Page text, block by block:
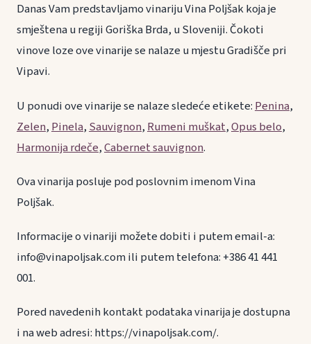
Danas Vam predstavljamo vinariju Vina Poljšak koja je
smještena u regiji Goriška Brda, u Sloveniji. Čokoti
vinove loze ove vinarije se nalaze u mjestu Gradišče pri
Vipavi.
U ponudi ove vinarije se nalaze sledeće etikete: Penina,
Zelen, Pinela, Sauvignon, Rumeni muškat,Opus belo,
Harmonija rdeče,Cabernet sauvignon.
Ova vinarija posluje pod poslovnim imenom Vina
Poljšak.
Informacije o vinariji možete dobiti i putem email-a:
info@vinapoljsak.com ili putem telefona: +386 41 441
001.
Pored navedenih kontakt podataka vinarija je dostupna
i na web adresi: https://vinapoljsak.com/.